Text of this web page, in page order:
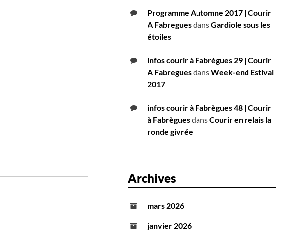
Programme Automne 2017 | Courir
A FabreguesdansGardiole sous les
étoiles
infos courir à Fabrègues 29 | Courir
A FabreguesdansWeek-end Estival
2017
infos courir à Fabrègues 48 | Courir
à FabrèguesdansCourir en relais la
ronde givrée
Archives
mars 2026
janvier 2026